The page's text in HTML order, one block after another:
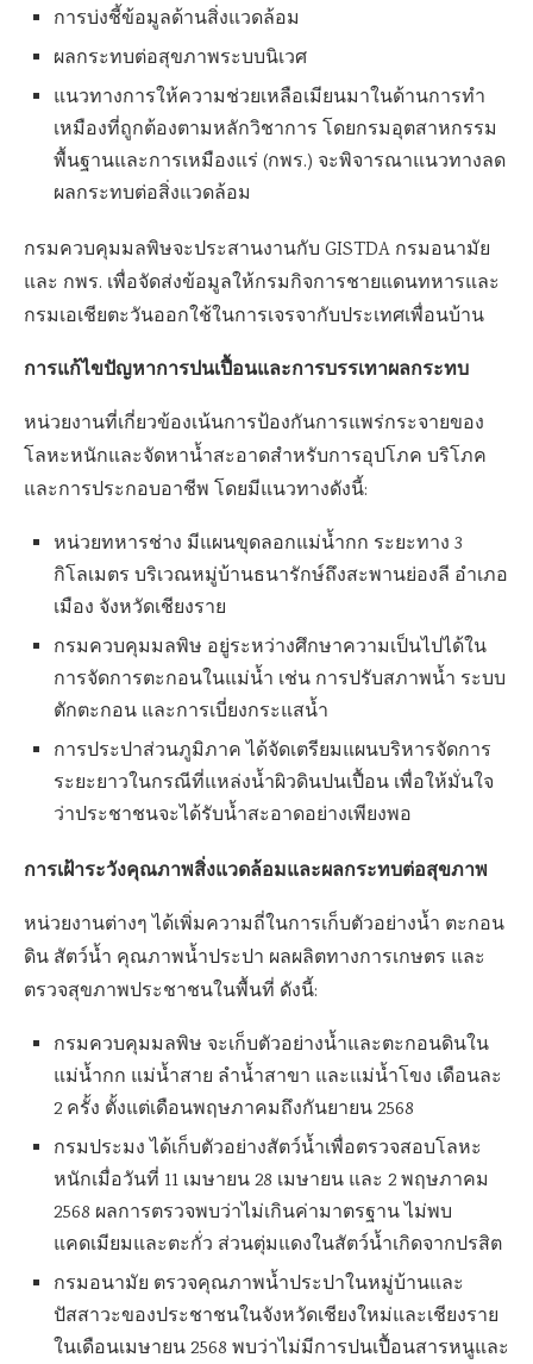
การบ่งชี้ข้อมูลด้านสิ่งแวดล้อม
ผลกระทบต่อสุขภาพระบบนิเวศ
แนวทางการให้ความช่วยเหลือเมียนมาในด้านการทำ
เหมืองที่ถูกต้องตามหลักวิชาการ โดยกรมอุตสาหกรรม
พื้นฐานและการเหมืองแร่ (กพร.) จะพิจารณาแนวทางลด
ผลกระทบต่อสิ่งแวดล้อม
กรมควบคุมมลพิษจะประสานงานกับ GISTDA กรมอนามัย
และ กพร. เพื่อจัดส่งข้อมูลให้กรมกิจการชายแดนทหารและ
กรมเอเชียตะวันออกใช้ในการเจรจากับประเทศเพื่อนบ้าน
การแก้ไขปัญหาการปนเปื้อนและการบรรเทาผลกระทบ
หน่วยงานที่เกี่ยวข้องเน้นการป้องกันการแพร่กระจายของ
โลหะหนักและจัดหาน้ำสะอาดสำหรับการอุปโภค บริโภค
และการประกอบอาชีพ โดยมีแนวทางดังนี้:
หน่วยทหารช่าง มีแผนขุดลอกแม่น้ำกก ระยะทาง 3
กิโลเมตร บริเวณหมู่บ้านธนารักษ์ถึงสะพานย่องลี อำเภอ
เมือง จังหวัดเชียงราย
กรมควบคุมมลพิษ อยู่ระหว่างศึกษาความเป็นไปได้ใน
การจัดการตะกอนในแม่น้ำ เช่น การปรับสภาพน้ำ ระบบ
ตักตะกอน และการเบี่ยงกระแสน้ำ
การประปาส่วนภูมิภาค ได้จัดเตรียมแผนบริหารจัดการ
ระยะยาวในกรณีที่แหล่งน้ำผิวดินปนเปื้อน เพื่อให้มั่นใจ
ว่าประชาชนจะได้รับน้ำสะอาดอย่างเพียงพอ
การเฝ้าระวังคุณภาพสิ่งแวดล้อมและผลกระทบต่อสุขภาพ
หน่วยงานต่างๆ ได้เพิ่มความถี่ในการเก็บตัวอย่างน้ำ ตะกอน
ดิน สัตว์น้ำ คุณภาพน้ำประปา ผลผลิตทางการเกษตร และ
ตรวจสุขภาพประชาชนในพื้นที่ ดังนี้:
กรมควบคุมมลพิษ จะเก็บตัวอย่างน้ำและตะกอนดินใน
แม่น้ำกก แม่น้ำสาย ลำน้ำสาขา และแม่น้ำโขง เดือนละ
2 ครั้ง ตั้งแต่เดือนพฤษภาคมถึงกันยายน 2568
กรมประมง ได้เก็บตัวอย่างสัตว์น้ำเพื่อตรวจสอบโลหะ
หนักเมื่อวันที่ 11 เมษายน 28 เมษายน และ 2 พฤษภาคม
2568 ผลการตรวจพบว่าไม่เกินค่ามาตรฐาน ไม่พบ
แคดเมียมและตะกั่ว ส่วนตุ่มแดงในสัตว์น้ำเกิดจากปรสิต
กรมอนามัย ตรวจคุณภาพน้ำประปาในหมู่บ้านและ
ปัสสาวะของประชาชนในจังหวัดเชียงใหม่และเชียงราย
ในเดือนเมษายน 2568 พบว่าไม่มีการปนเปื้อนสารหนูและ